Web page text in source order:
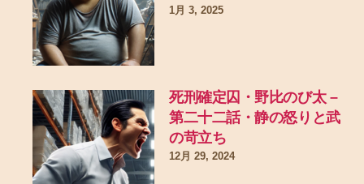
1月 3, 2025
死刑確定囚・野比のび太 –
第二十二話・静の怒りと武
の苛立ち
12月 29, 2024